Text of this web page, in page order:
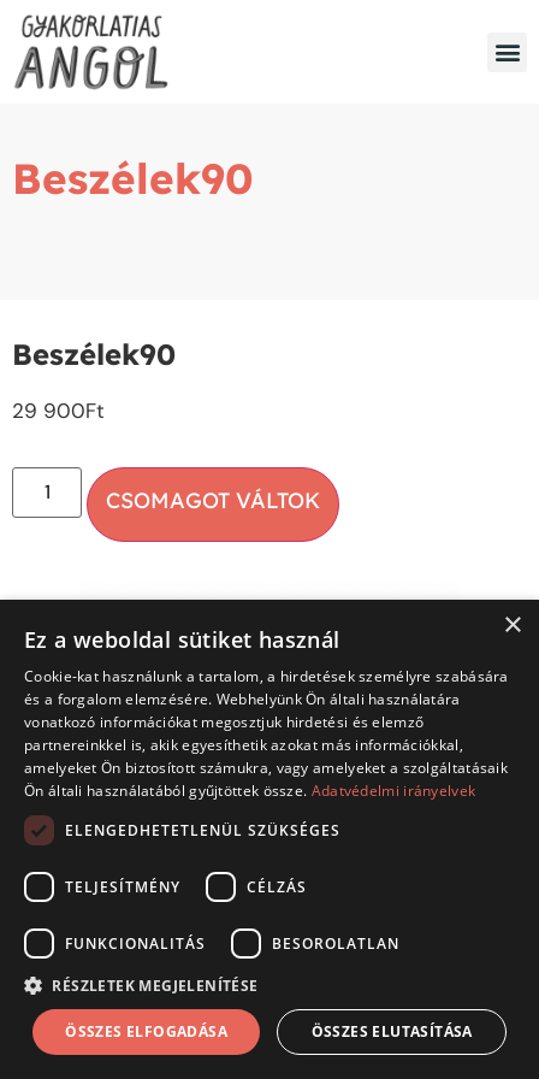
Beszélek90
Beszélek90
29 900Ft
ÁSZFAdatkezelési tájékoztató
×
Ez a weboldal sütiket használ
Cookie-kat használunk a tartalom, a hirdetések személyre szabására
és a forgalom elemzésére. Webhelyünk Ön általi használatára
vonatkozó információkat megosztjuk hirdetési és elemző
partnereinkkel is, akik egyesíthetik azokat más információkkal,
amelyeket Ön biztosított számukra, vagy amelyeket a szolgáltatásaik
Ön általi használatából gyűjtöttek össze. Adatvédelmi irányelvek
ELENGEDHETETLENÜL SZÜKSÉGES
TELJESÍTMÉNY CÉLZÁS
FUNKCIONALITÁS BESOROLATLAN
RÉSZLETEK MEGJELENÍTÉSE
ÖSSZES ELFOGADÁSA ÖSSZES ELUTASÍTÁSA